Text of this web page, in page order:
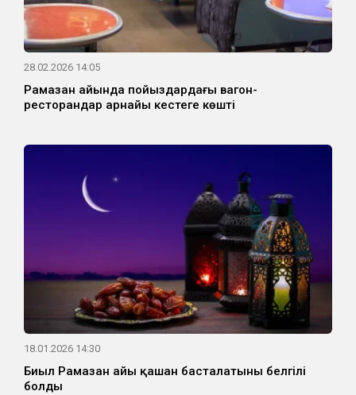
28.02.2026 14:05
Рамазан айында пойыздардағы вагон-
ресторандар арнайы кестеге көшті
18.01.2026 14:30
Биыл Рамазан айы қашан басталатыны белгілі
болды